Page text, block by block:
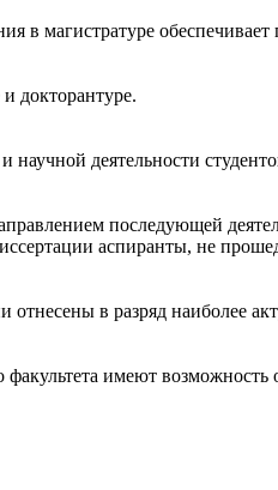
в магистратуре
докторантуре.
деятельности
последующей
аспиранты, не
отнесены в разряд наиболее
имеют